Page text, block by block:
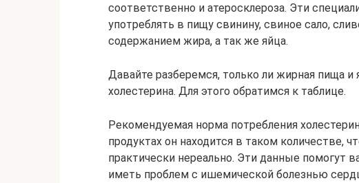
соответственно и атеросклероза. Эти
употреблять в пищу свинину, свиное сало,
содержанием жира, а так же яйца.
Давайте разберемся, только ли жирная пища
холестерина. Для этого обратимся к таблице.
Рекомендуемая норма потребления
продуктах он находится в таком количестве,
практически нереально. Эти данные помогут
иметь проблем с ишемической болезнью